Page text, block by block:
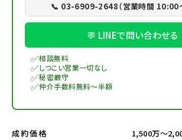
📞 03-6909-2648（営業時間 10:00
💬 LINEで問い合わせる
✅相談無料
✅しつこい営業一切なし
✅秘密厳守
✅仲介手数料無料～半額
成約価格 1,500万～